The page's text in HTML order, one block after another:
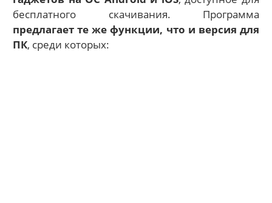
бесплатного скачивания. Программа
предлагает те же функции, что и версия для
ПК, среди которых: